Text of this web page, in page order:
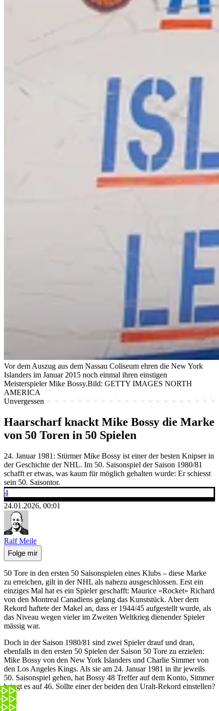
Vor dem Auszug aus dem Nassau Coliseum ehren die New York
Islanders im Januar 2015 noch einmal ihren einstigen
Meisterspieler Mike Bossy.Bild: GETTY IMAGES NORTH
AMERICA
Unvergessen
Haarscharf knackt Mike Bossy die Marke
von 50 Toren in 50 Spielen
24. Januar 1981: Stürmer Mike Bossy ist einer der besten Knipser in
der Geschichte der NHL. Im 50. Saisonspiel der Saison 1980/81
schafft er etwas, was kaum für möglich gehalten wurde: Er schiesst
sein 50. Saisontor.
4
24.01.2026, 00:01
Ralf Meile
Folge mir
50 Tore in den ersten 50 Saisonspielen eines Klubs – diese Marke
zu erreichen, gilt in der NHL als nahezu ausgeschlossen. Erst ein
einziges Mal hat es ein Spieler geschafft: Maurice «Rocket» Richard
von den Montreal Canadiens gelang das Kunststück. Aber dem
Rekord haftete der Makel an, dass er 1944/45 aufgestellt wurde, als
das Niveau wegen vieler im Zweiten Weltkrieg dienender Spieler
mässig war.
Doch in der Saison 1980/81 sind zwei Spieler drauf und dran,
ebenfalls in den ersten 50 Spielen der Saison 50 Tore zu erzielen:
Mike Bossy von den New York Islanders und Charlie Simmer von
den Los Angeles Kings. Als sie am 24. Januar 1981 in ihr jeweils
50. Saisonspiel gehen, hat Bossy 48 Treffer auf dem Konto, Simmer
bringt es auf 46. Sollte einer der beiden den Uralt-Rekord einstellen?